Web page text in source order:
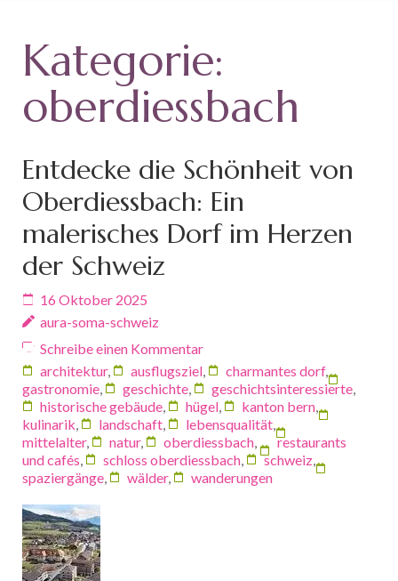
Kategorie:
oberdiessbach
Entdecke die Schönheit von
Oberdiessbach: Ein
malerisches Dorf im Herzen
der Schweiz
16 Oktober 2025
aura-soma-schweiz
Schreibe einen Kommentar
architektur, ausflugsziel charmantes dorf,
gastronomie
geschichte geschichtsinteressierte
historische gebäude
hügel kanton bern
kulinarik
landschaft lebensqualität
mittelalter, natur, oberdiessbach
restaurants
und cafés
schloss oberdiessbach schweiz
spaziergänge
wälder, wanderungen